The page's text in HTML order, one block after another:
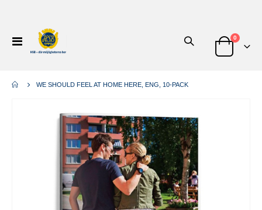
Växla
Nav
Cart
0 artiklar
WE SHOULD FEEL AT HOME HERE, ENG, 10-PACK